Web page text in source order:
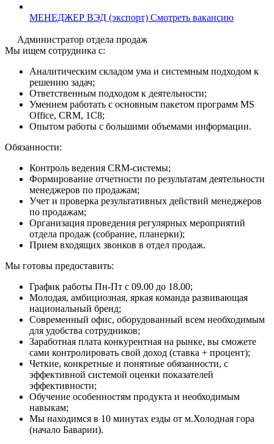
МЕНЕДЖЕР ВЭД (экспорт) Смотреть вакансию
Администратор отдела продаж
Мы ищем сотрудника с:
Аналитическим складом ума и системным подходом к
решению задач;
Ответственным подходом к деятельности;
Умением работать с основным пакетом программ MS
Office, СRM, 1С8;
Опытом работы с большими объемами информации.
Обязанности:
Контроль ведения CRM-системы;
Формирование отчетности по результатам деятельности
менеджеров по продажам;
Учет и проверка результативных действий менеджеров
по продажам;
Организация проведения регулярных мероприятий
отдела продаж (собрание, планерки);
Прием входящих звонков в отдел продаж.
Мы готовы предоставить:
График работы Пн-Пт с 09.00 до 18.00;
Молодая, амбициозная, яркая команда развивающая
национальный бренд;
Современный офис, оборудованный всем необходимым
для удобства сотрудников;
Заработная плата конкурентная на рынке, вы сможете
сами контролировать свой доход (ставка + процент);
Четкие, конкретные и понятные обязанности, с
эффективной системой оценки показателей
эффективности;
Обучение особенностям продукта и необходимым
навыкам;
Мы находимся в 10 минутах езды от м.Холодная гора
(начало Баварии).